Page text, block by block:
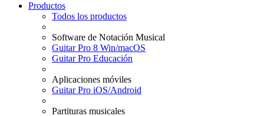
Productos
Todos los productos
Software de Notación Musical
Guitar Pro 8 Win/macOS
Guitar Pro Educación
Aplicaciones móviles
Guitar Pro iOS/Android
Partituras musicales